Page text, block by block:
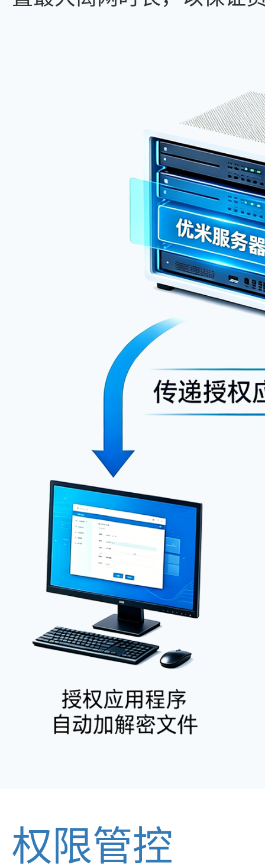
权限管控